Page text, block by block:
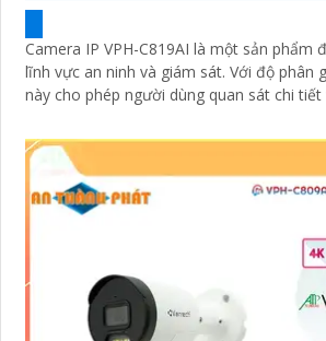
Camera IP VPH-C819AI là một sản phẩm
lĩnh vực an ninh và giám sát. Với độ phân giải cao, camera
này cho phép người dùng quan sát chi